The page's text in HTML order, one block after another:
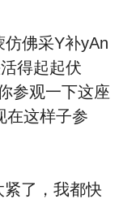
佛采Y补yAn
得起起伏
参观一下这座
在这样子参
了，我都快